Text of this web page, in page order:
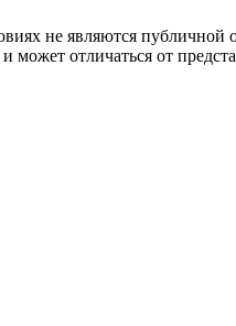
не являются публичной
отличаться от